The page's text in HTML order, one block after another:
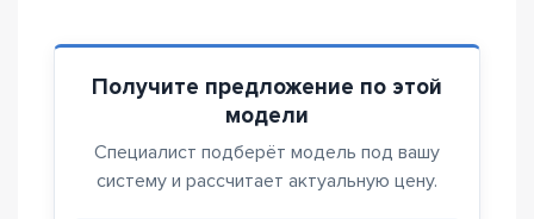
Получите предложение по этой
модели
Специалист подберёт модель под вашу
систему и рассчитает актуальную цену.